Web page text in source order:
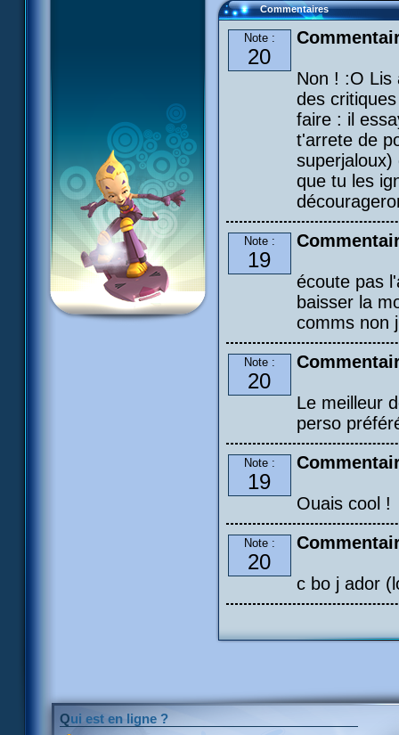
Commentaires
Note :
20
Non ! :O Lis
des
faire : il
t'arrete de
superjaloux)
que tu les
Note :
19
écoute pas
baisser la
comms non
Note :
20
Le meilleur
perso
Note :
19
Ouais cool !
Note :
20
c bo j ador
Qui est en ligne ?